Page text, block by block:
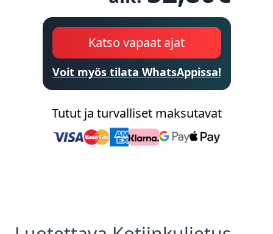
Katso vapaat ajat
Voit myös tilata WhatsAppissa!
Tutut ja turvalliset maksutavat